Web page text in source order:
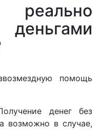
помощь
денег без
возможно в случае,